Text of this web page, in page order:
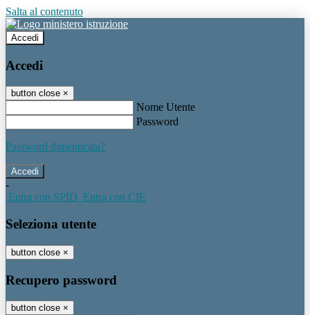
Salta al contenuto
Accedi
Accedi
button close ×
Nome Utente
Password
Password dimenticata?
-
Entra con SPID Entra con CIE
Seleziona utente
button close ×
Recupero password
button close ×